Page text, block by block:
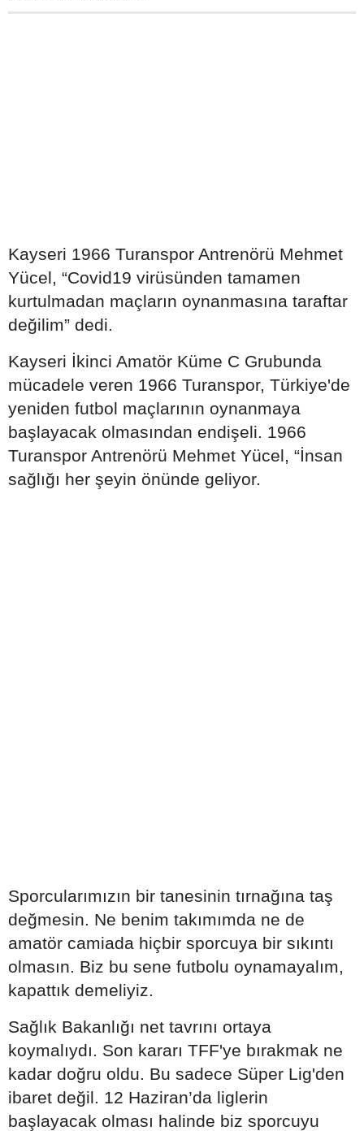
Kayseri 1966 Turanspor Antrenörü Mehmet
Yücel, “Covid19 virüsünden tamamen
kurtulmadan maçların oynanmasına taraftar
değilim” dedi.
Kayseri İkinci Amatör Küme C Grubunda
mücadele veren 1966 Turanspor, Türkiye'de
yeniden futbol maçlarının oynanmaya
başlayacak olmasından endişeli. 1966
Turanspor Antrenörü Mehmet Yücel, “İnsan
sağlığı her şeyin önünde geliyor.
Sporcularımızın bir tanesinin tırnağına taş
değmesin. Ne benim takımımda ne de
amatör camiada hiçbir sporcuya bir sıkıntı
olmasın. Biz bu sene futbolu oynamayalım,
kapattık demeliyiz.
Sağlık Bakanlığı net tavrını ortaya
koymalıydı. Son kararı TFF'ye bırakmak ne
kadar doğru oldu. Bu sadece Süper Lig'den
ibaret değil. 12 Haziran’da liglerin
başlayacak olması halinde biz sporcuyu